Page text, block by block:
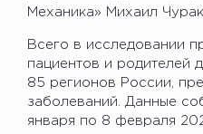
Механика» Михаил
Всего в исследовании
пациентов и родителей
85 регионов России,
заболеваний. Данные
января по 8 февраля